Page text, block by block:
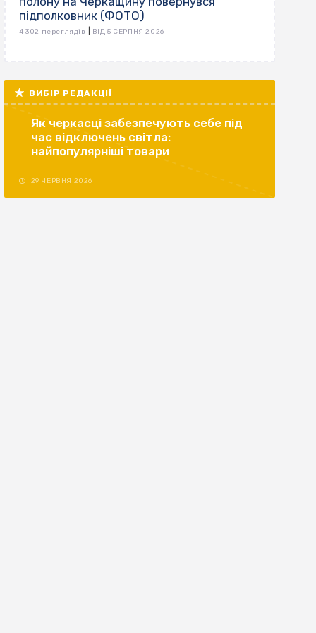
підполковник (ФОТО)
4 302 переглядів ВІД 5 СЕРПНЯ 2026
ВИБІР РЕДАКЦІЇ
Як черкасці забезпечують себе під
час відключень світла:
найпопулярніші товари
29 ЧЕРВНЯ 2026